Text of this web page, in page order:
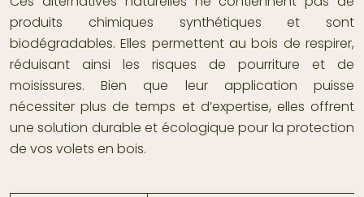
produits chimiques synthétiques et sont
biodégradables. Elles permettent au bois de respirer,
réduisant ainsi les risques de pourriture et de
moisissures. Bien que leur application puisse
nécessiter plus de temps et d’expertise, elles offrent
une solution durable et écologique pour la protection
de vos volets en bois.